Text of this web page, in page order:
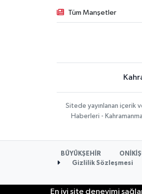
Tüm Manşetler
Sitede yayınlanan içerik
Haberleri -
BÜYÜKŞEHİR
Gizlilik Sözleşmesi
En iyi site deneyimi